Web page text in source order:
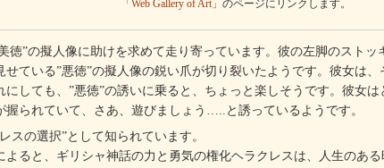
「Web Gallery of Art」 のページにリンクします。
徳”の擬人像に助けを求めて走り寄っています。彼の左脚のスト
ている”悪徳”の擬人像の鋭い爪が切り裂いたようです。彼女は
にしても、”悪徳”の誘いに乗ると、ちょっと楽しそうです。彼女
握られていて、さあ、遊びましょう…..と誘っているようです。
の選択”として知られています。
ると、ギリシャ神話の力と勇気の権化ヘラクレスは、人生のあ